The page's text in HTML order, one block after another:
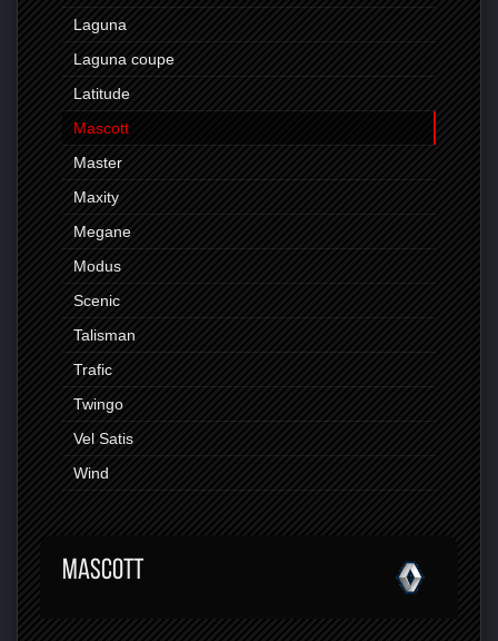
Laguna
Laguna coupe
Latitude
Mascott
Master
Maxity
Megane
Modus
Scenic
Talisman
Trafic
Twingo
Vel Satis
Wind
MASCOTT